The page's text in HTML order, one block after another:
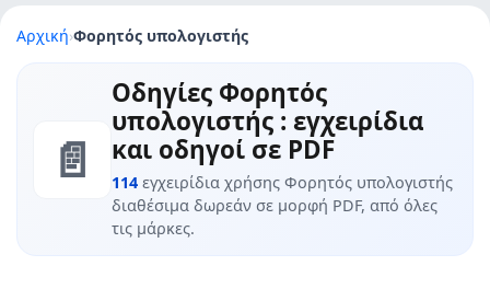
Αρχική›Φορητός υπολογιστής
📄
Οδηγίες Φορητός
υπολογιστής : εγχειρίδια
και οδηγοί σε PDF
114 εγχειρίδια χρήσης Φορητός υπολογιστής
διαθέσιμα δωρεάν σε μορφή PDF, από όλες
τις μάρκες.